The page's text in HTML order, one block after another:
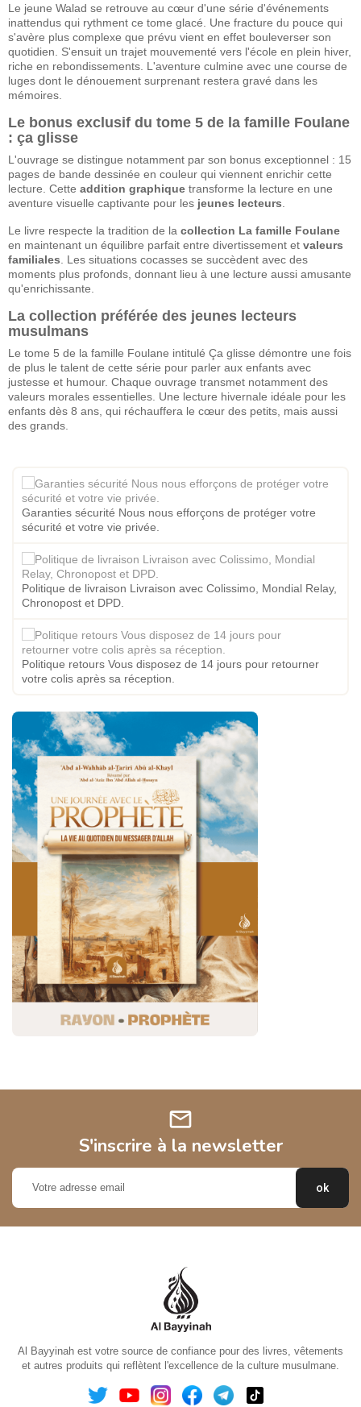
Le jeune Walad se retrouve au cœur d'une série d'événements
inattendus qui rythment ce tome glacé. Une fracture du pouce qui
s'avère plus complexe que prévu vient en effet bouleverser son
quotidien. S'ensuit un trajet mouvementé vers l'école en plein hiver,
riche en rebondissements. L'aventure culmine avec une course de
luges dont le dénouement surprenant restera gravé dans les
mémoires.
Le bonus exclusif du tome 5 de la famille Foulane
: ça glisse
L'ouvrage se distingue notamment par son bonus exceptionnel : 15
pages de bande dessinée en couleur qui viennent enrichir cette
lecture. Cette addition graphique transforme la lecture en une
aventure visuelle captivante pour les jeunes lecteurs
Le livre respecte la tradition de la collection La famille Foulane
en maintenant un équilibre parfait entre divertissement et valeurs
familiales . Les situations cocasses se succèdent avec des
moments plus profonds, donnant lieu à une lecture aussi amusante
qu'enrichissante.
La collection préférée des jeunes lecteurs
musulmans
Le tome 5 de la famille Foulane intitulé Ça glisse démontre une fois
de plus le talent de cette série pour parler aux enfants avec
justesse et humour. Chaque ouvrage transmet notamment des
valeurs morales essentielles. Une lecture hivernale idéale pour les
enfants dès 8 ans, qui réchauffera le cœur des petits, mais aussi
des grands.
Garanties sécurité Nous nous efforçons de protéger votre
sécurité et votre vie privée.
Politique de livraison Livraison avec Colissimo, Mondial Relay,
Chronopost et DPD.
Politique retours Vous disposez de 14 jours pour retourner
votre colis après sa réception.
mail
S'inscrire à la newsletter
Al Bayyinah est votre source de confiance pour des livres, vêtements
et autres produits qui reflètent l'excellence de la culture musulmane.